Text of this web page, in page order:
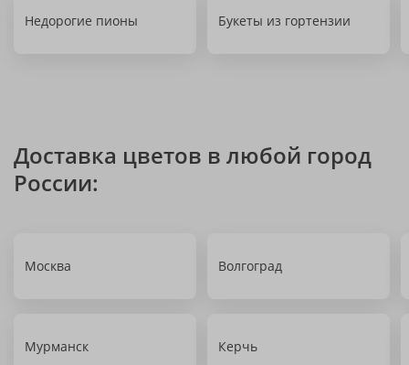
Недорогие пионы Букеты из гортензии
Доставка цветов в любой город
России:
Москва Волгоград
Мурманск Керчь